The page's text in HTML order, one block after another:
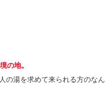
の地。
の湯を求めて来られる方のなん